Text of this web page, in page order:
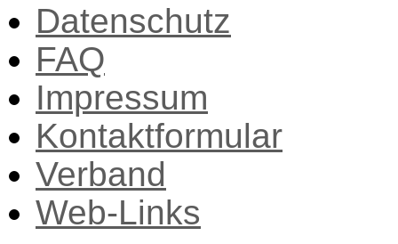
Datenschutz
FAQ
Impressum
Kontaktformular
Verband
Web-Links